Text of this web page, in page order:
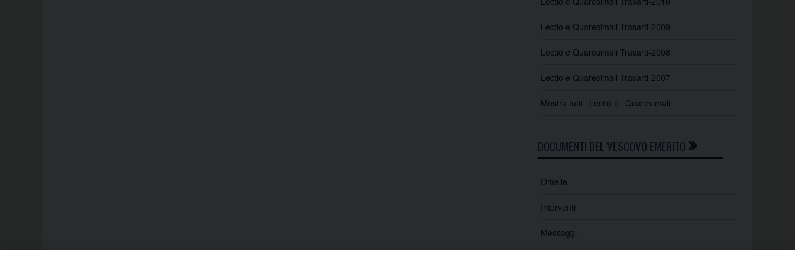
Lectio e Quaresimali Trasarti-2009
Lectio e Quaresimali Trasarti-2008
Lectio e Quaresimali Trasarti-2007
Mostra tutti i Lectio e i Quaresimali
DOCUMENTI DEL VESCOVO EMERITO
Omelie
Interventi
Messaggi